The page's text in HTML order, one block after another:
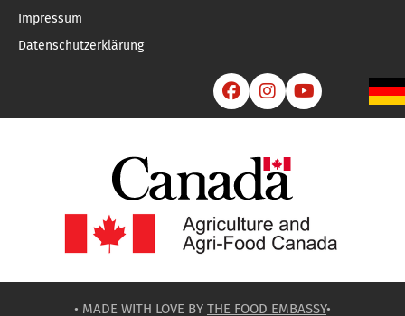
Impressum
Datenschutzerklärung
  
• MADE WITH LOVE BY THE FOOD EMBASSY•